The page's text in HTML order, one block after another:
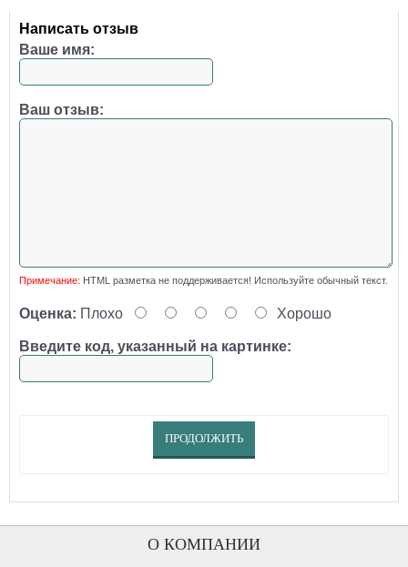
Написать отзыв
Ваше имя:
Ваш отзыв:
Примечание: HTML разметка не поддерживается! Используйте обычный текст.
Оценка: Плохо Хорошо
Введите код, указанный на картинке:
ПРОДОЛЖИТЬ
О КОМПАНИИ